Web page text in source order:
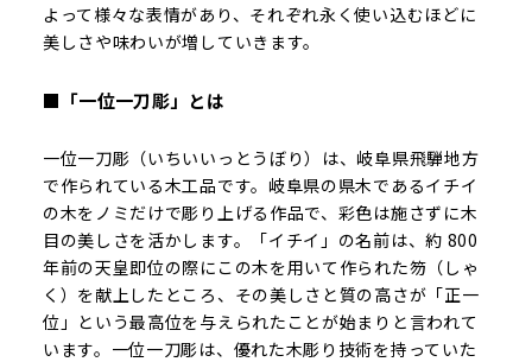
よって様々な表情があり、それぞれ永く使い込むほどに
美しさや味わいが増していきます。
■「一位一刀彫」とは
一位一刀彫（いちいいっとうぼり）は、岐阜県飛騨地方
で作られている木工品です。岐阜県の県木であるイチイ
の木をノミだけで彫り上げる作品で、彩色は施さずに木
目の美しさを活かします。「イチイ」の名前は、約 800
年前の天皇即位の際にこの木を用いて作られた笏（しゃ
く）を献上したところ、その美しさと質の高さが「正一
位」という最高位を与えられたことが始まりと言われて
います。一位一刀彫は、優れた木彫り技術を持っていた